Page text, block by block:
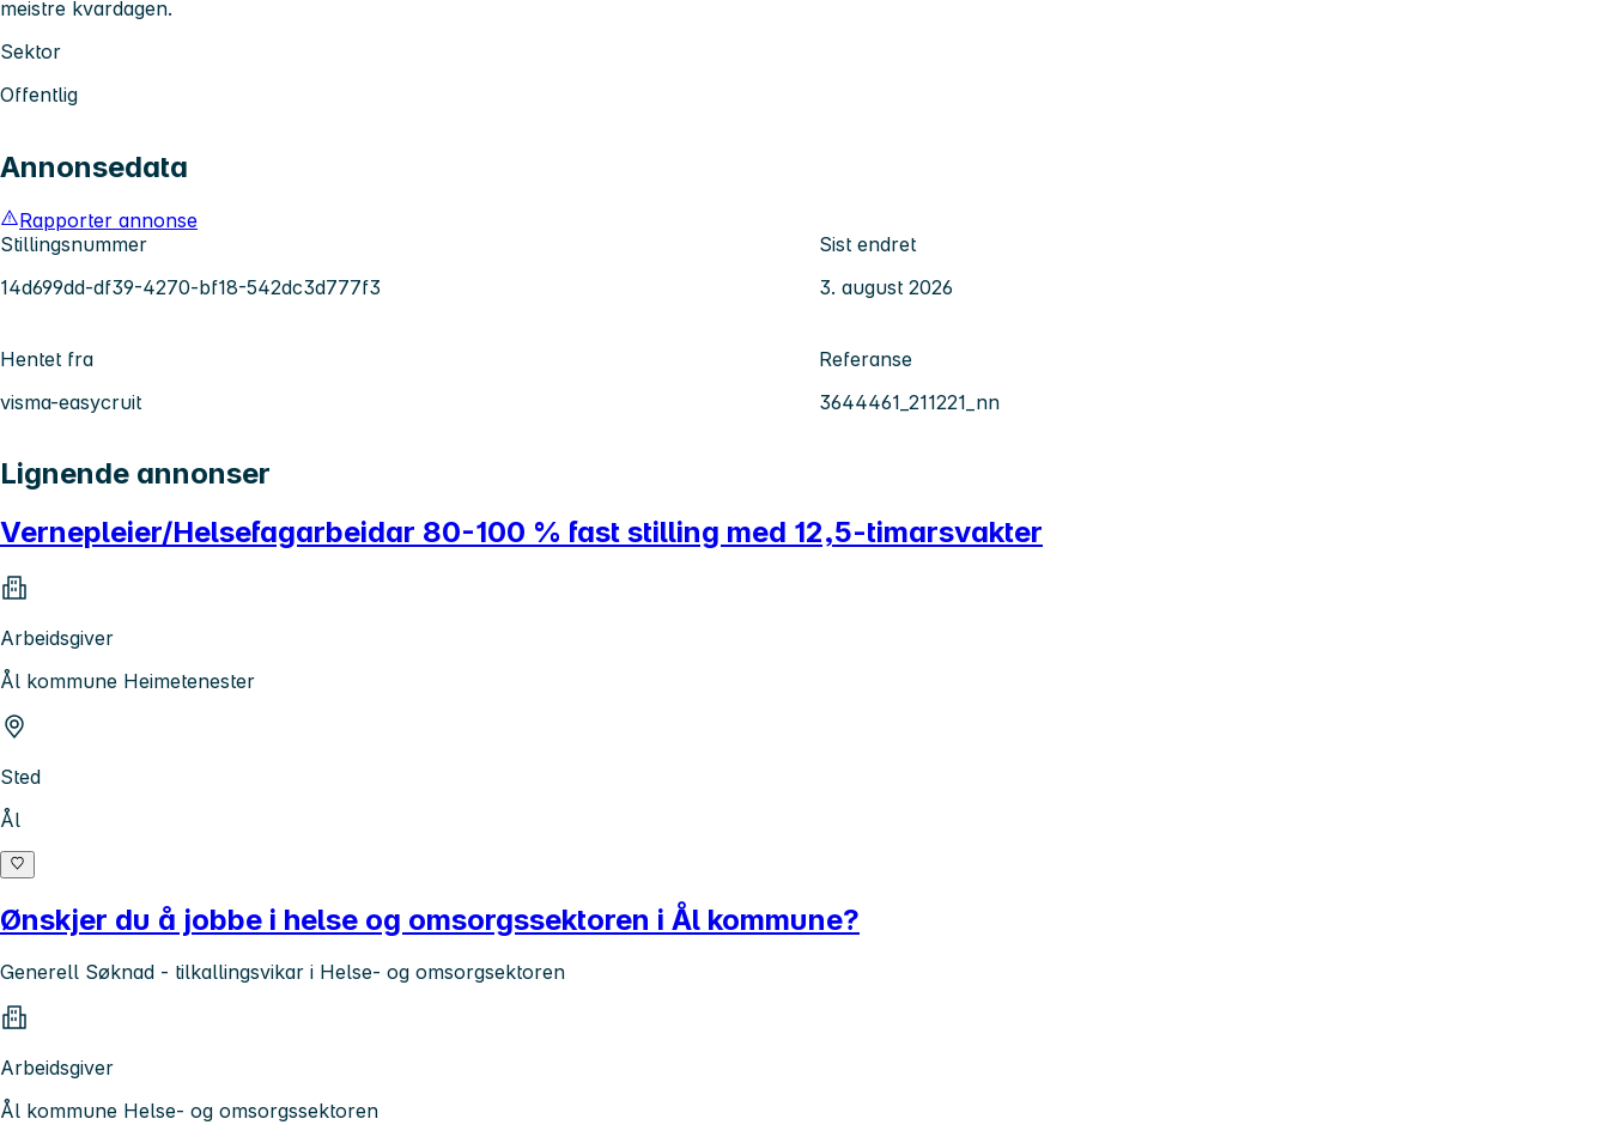
meistre kvardagen.
Sektor
Offentlig
Annonsedata
Rapporter annonse
Stillingsnummer
14d699dd-df39-4270-bf18-542dc3d777f3
Sist endret
3. august 2026
Hentet fra
visma-easycruit
Referanse
3644461_211221_nn
Lignende annonser
Vernepleier/Helsefagarbeidar 80-100 % fast stilling med 12,5-timarsvakter
Arbeidsgiver
Ål kommune Heimetenester
Sted
Ål
Ønskjer du å jobbe i helse og omsorgssektoren i Ål kommune?
Generell Søknad - tilkallingsvikar i Helse- og omsorgsektoren
Arbeidsgiver
Ål kommune Helse- og omsorgssektoren